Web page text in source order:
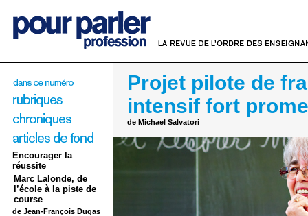
Encourager la
réussite
Marc Lalonde, de
l’école à la piste de
course
de Jean-François Dugas
Projet pilote de
intensif fort
de Michael Salvatori